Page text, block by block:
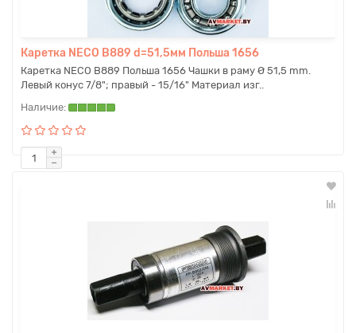
Каретка NECO B889 d=51,5мм Польша 1656
Каретка NECO B889 Польша 1656 Чашки в раму Ø 51,5 mm.
Левый конус 7/8"; правый - 15/16" Материал изг..